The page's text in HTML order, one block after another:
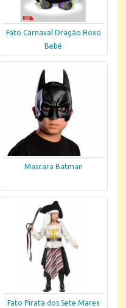
Fato Carnaval Dragão Roxo
Bebé
Mascara Batman
Fato Pirata dos Sete Mares